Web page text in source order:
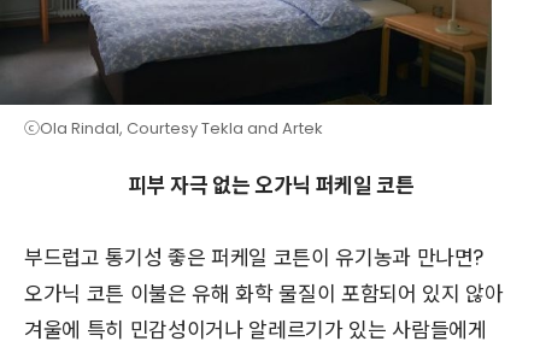
ⓒOla Rindal, Courtesy Tekla and Artek
피부 자극 없는 오가닉 퍼케일 코튼
부드럽고 통기성 좋은 퍼케일 코튼이 유기농과 만나면?
오가닉 코튼 이불은 유해 화학 물질이 포함되어 있지 않아
겨울에 특히 민감성이거나 알레르기가 있는 사람들에게